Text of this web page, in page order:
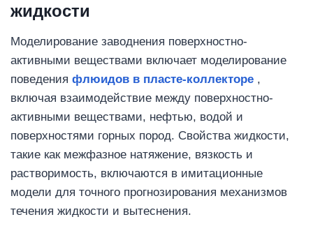
жидкости
Моделирование заводнения поверхностно-
активными веществами включает моделирование
поведения флюидов в пласте-коллекторе ,
включая взаимодействие между поверхностно-
активными веществами, нефтью, водой и
поверхностями горных пород. Свойства жидкости,
такие как межфазное натяжение, вязкость и
растворимость, включаются в имитационные
модели для точного прогнозирования механизмов
течения жидкости и вытеснения.